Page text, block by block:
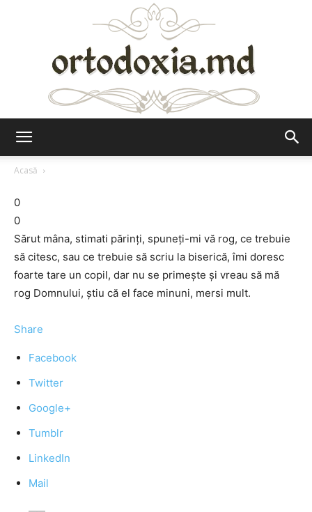
Acasă
0
0
Sărut mâna, stimati părinți, spuneți-mi vă rog, ce trebuie
să citesc, sau ce trebuie să scriu la biserică, îmi doresc
foarte tare un copil, dar nu se primește și vreau să mă
rog Domnului, știu că el face minuni, mersi mult.
Share
Facebook
Twitter
Google+
Tumblr
LinkedIn
Mail